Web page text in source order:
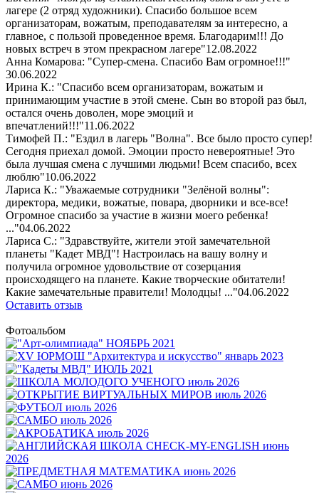
лагере (2 отряд художники). Спасибо большое всем
организаторам, вожатым, преподавателям за интересно, а
главное, с пользой проведенное время. Благодарим!!! До
новых встреч в этом прекрасном лагере"12.08.2022
Анна Комарова: "Супер-смена. Спасибо Вам огромное!!!"
30.06.2022
Ирина К.: "Спасибо всем организаторам, вожатым и
принимающим участие в этой смене. Сын во второй раз был,
остался очень доволен, море эмоций и
впечатлений!!!"11.06.2022
Тимофей П.: "Ездил в лагерь "Волна". Все было просто супер!
Сегодня приехал домой. Эмоции просто невероятные! Это
была лучшая смена с лучшими людьми! Всем спасибо, всех
люблю"10.06.2022
Лариса К.: "Уважаемые сотрудники "Зелёной волны":
директора, медики, вожатые, повара, дворники и все-все!
Огромное спасибо за участие в жизни моего ребенка!
..."04.06.2022
Лариса С.: "Здравствуйте, жители этой замечательной
планеты "Кадет МВД"! Настроилась на вашу волну и
получила огромное удовольствие от созерцания
происходящего на планете. Какие творческие обитатели!
Какие замечательные правители! Молодцы! ..."04.06.2022
Оставить отзыв
Фотоальбом